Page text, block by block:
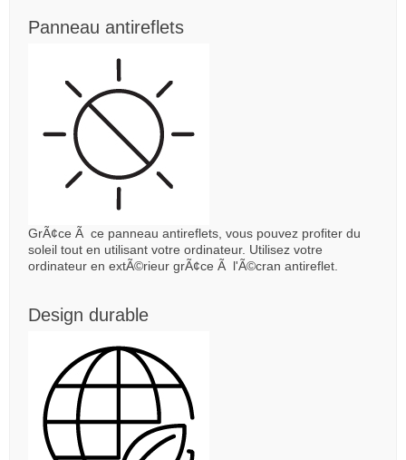
Panneau antireflets
GrÃ¢ce Ã ce panneau antireflets, vous pouvez profiter du
soleil tout en utilisant votre ordinateur. Utilisez votre
ordinateur en extÃ©rieur grÃ¢ce Ã l'Ã©cran antireflet.
Design durable